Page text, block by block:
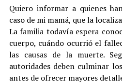
Quiero informar a quienes
caso de mi mamá, que la
La familia todavía espera
cuerpo, cuándo ocurrió el
las causas de la muerte.
autoridades deben culminar
antes de ofrecer mayores